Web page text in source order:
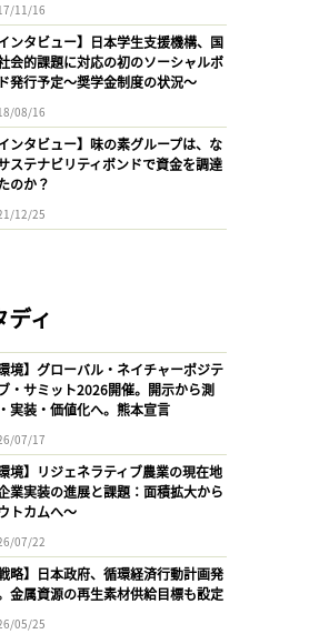
11/16
インタビュー】日本学生支援機構、国
会的課題に対応の初のソーシャルボ
発行予定〜奨学金制度の状況〜
08/16
インタビュー】味の素グループは、な
ステナビリティボンドで資金を調達
のか？
12/25
ィ
環境】グローバル・ネイチャーポジテ
・サミット2026開催。開示から測
実装・価値化へ。熊本宣言
07/17
環境】リジェネラティブ農業の現在地
業実装の進展と課題：面積拡大から
トカムへ〜
07/22
戦略】日本政府、循環経済行動計画発
金属資源の再生素材供給目標も設定
05/25